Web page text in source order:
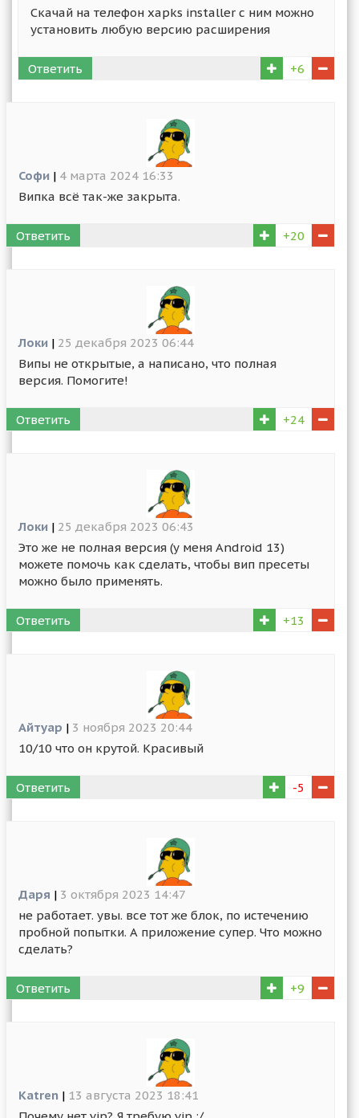
Скачай на телефон xapks installer с ним можно
установить любую версию расширения
Ответить +6
Софи | 4 марта 2024 16:33
Випка всё так-же закрыта.
Ответить +20
Локи | 25 декабря 2023 06:44
Випы не открытые, а написано, что полная
версия. Помогите!
Ответить +24
Локи | 25 декабря 2023 06:43
Это же не полная версия (у меня Android 13)
можете помочь как сделать, чтобы вип пресеты
можно было применять.
Ответить +13
Айтуар | 3 ноября 2023 20:44
10/10 что он крутой. Красивый
Ответить -5
Даря | 3 октября 2023 14:47
не работает. увы. все тот же блок, по истечению
пробной попытки. А приложение супер. Что можно
сделать?
Ответить +9
Katren | 13 августа 2023 18:41